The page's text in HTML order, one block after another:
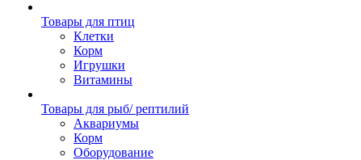
Товары для птиц
Клетки
Корм
Игрушки
Витамины
Товары для рыб/ рептилий
Аквариумы
Корм
Оборудование